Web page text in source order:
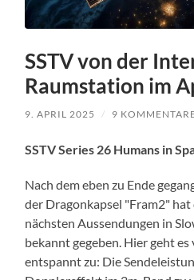
SSTV von der
Raumstation im
9. APRIL 2025 / 9
SSTV Series 26 Humans in
Nach dem eben zu Ende
der Dragonkapsel "Fram2"
nächsten Aussendungen in
bekannt gegeben. Hier geht
entspannt zu: Die